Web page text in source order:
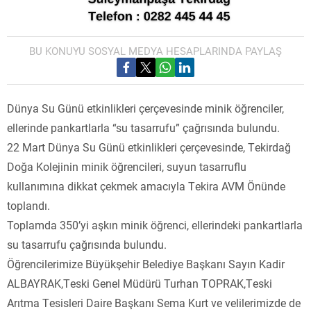
BU KONUYU SOSYAL MEDYA HESAPLARINDA PAYLAŞ
Dünya Su Günü etkinlikleri çerçevesinde minik öğrenciler,
ellerinde pankartlarla “su tasarrufu” çağrısında bulundu.
22 Mart Dünya Su Günü etkinlikleri çerçevesinde, Tekirdağ
Doğa Kolejinin minik öğrencileri, suyun tasarruflu
kullanımına dikkat çekmek amacıyla Tekira AVM Önünde
toplandı.
Toplamda 350’yi aşkın minik öğrenci, ellerindeki pankartlarla
su tasarrufu çağrısında bulundu.
Öğrencilerimize Büyükşehir Belediye Başkanı Sayın Kadir
ALBAYRAK,Teski Genel Müdürü Turhan TOPRAK,Teski
Arıtma Tesisleri Daire Başkanı Sema Kurt ve velilerimizde de